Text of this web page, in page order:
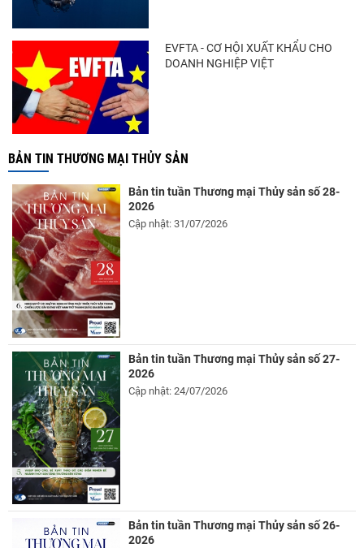
EVFTA - CƠ HỘI XUẤT KHẨU CHO
DOANH NGHIỆP VIỆT
BẢN TIN THƯƠNG MẠI THỦY SẢN
Bản tin tuần Thương mại Thủy sản số 28-
2026
Cập nhật: 31/07/2026
Bản tin tuần Thương mại Thủy sản số 27-
2026
Cập nhật: 24/07/2026
Bản tin tuần Thương mại Thủy sản số 26-
2026